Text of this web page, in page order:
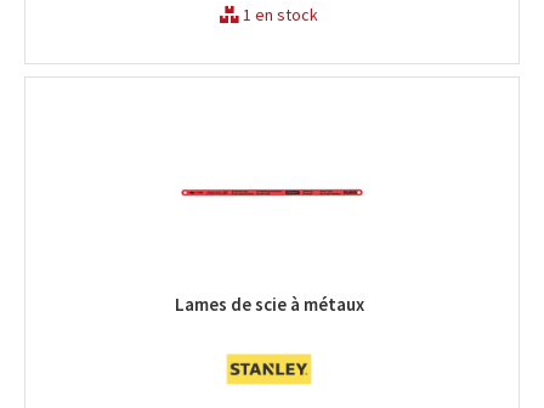
1 en stock
Lames de scie à métaux